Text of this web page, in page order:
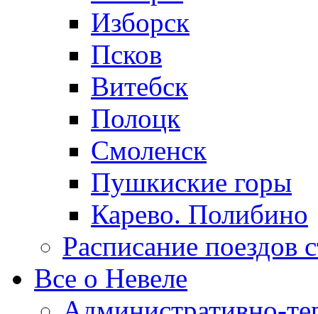
Изборск
Псков
Витебск
Полоцк
Смоленск
Пушкиские горы
Карево. Полибино
Расписание поездов
Все о Невеле